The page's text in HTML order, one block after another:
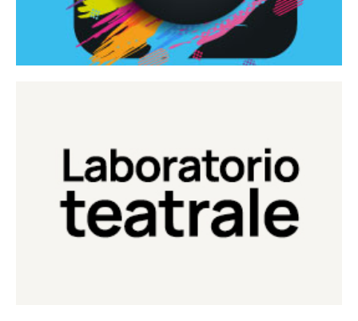
Laboratorio Teatrale
Laboratorio di teatro del Teatro Eduardo de Filippo
Continua